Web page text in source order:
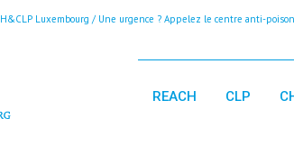
Luxembourg / Une urgence ? Appelez le centre anti-
REACH CLP